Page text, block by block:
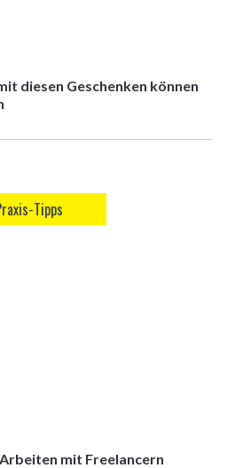
diesen Geschenken können
Tipps
mit Freelancern